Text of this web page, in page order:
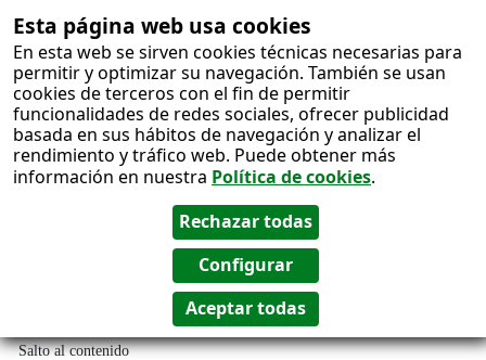
Esta página web usa cookies
En esta web se sirven cookies técnicas necesarias para
permitir y optimizar su navegación. También se usan
cookies de terceros con el fin de permitir
funcionalidades de redes sociales, ofrecer publicidad
basada en sus hábitos de navegación y analizar el
rendimiento y tráfico web. Puede obtener más
información en nuestra Política de cookies.
Salto al contenido